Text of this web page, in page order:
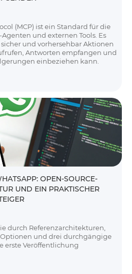
(MCP) ist ein Standard für die
und externen Tools. Es
und vorhersehbar Aktionen
Antworten empfangen und
einbeziehen kann.
OPEN-SOURCE-
UND EIN PRAKTISCHER
durch Referenzarchitekturen,
und drei durchgängige
erste Veröffentlichung